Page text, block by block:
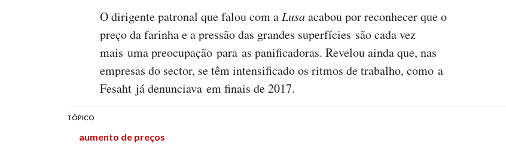
O dirigente patronal que falou com aLusaacabou por reconhecer que o
preço da farinha e a pressão das grandes superfícies são cada vez
mais uma preocupação para as panificadoras. Revelou ainda que, nas
empresas do sector, se têm intensificado os ritmos de trabalho, como a
Fesaht já denunciava em finais de 2017.
TÓPICO
aumento de preços